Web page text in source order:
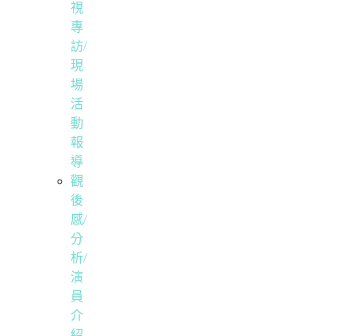
視
專
訪/
現
場
活
動
報
導
觀
後
感/
分
析/
演
員
介